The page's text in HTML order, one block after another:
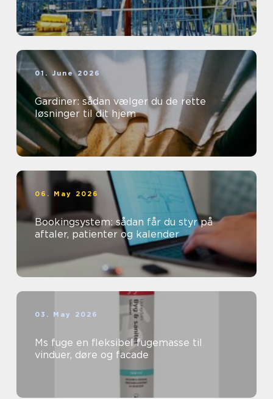
01. June 2026
Gardiner: sådan vælger du de rette
løsninger til dit hjem
06. May 2026
Bookingsystem: sådan får du styr på
aftaler, patienter og kalender
03. May 2026
Ms fuge en fleksibel fugemasse til
vinduer, døre og facade